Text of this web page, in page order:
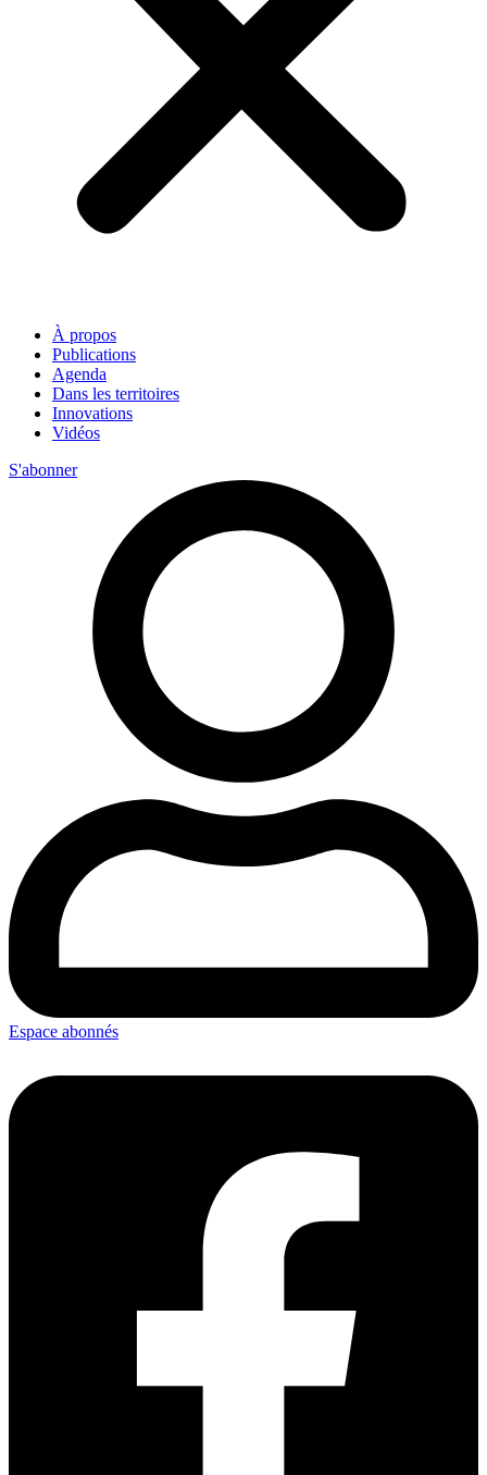
À propos
Publications
Agenda
Dans les territoires
Innovations
Vidéos
S'abonner
Espace abonnés